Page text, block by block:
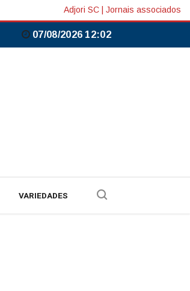
Adjori SC Jornais associados
07/08/2026 12:02
VARIEDADES